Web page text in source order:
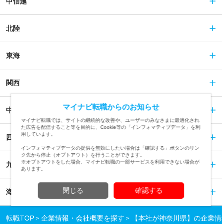
北陸
東海
関西
中国
四国
九州
海外
転職TOP 企業情報・会社概要を探す 【本社が神奈川県】の企業
マイナビ転職からのお知らせ
マイナビ転職では、サイトの継続的な改善や、ユーザーのみなさまに最適化され
た広告を配信すること等を目的に、Cookie等の「インフォマティブデータ」を利
用しています。
インフォマティブデータの提供を無効にしたい場合は「確認する」ボタンのリン
ク先から停止（オプトアウト）を行うことができます。
※オプトアウトをした場合、マイナビ転職の一部サービスを利用できない場合が
あります。
閉じる 確認する